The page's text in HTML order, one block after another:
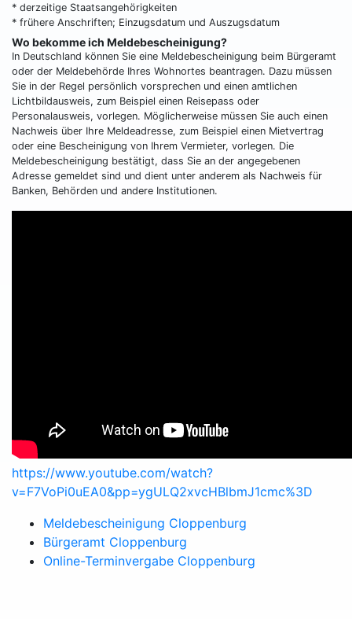
* derzeitige Staatsangehörigkeiten
* frühere Anschriften; Einzugsdatum und Auszugsdatum
Wo bekomme ich Meldebescheinigung?
In Deutschland können Sie eine Meldebescheinigung beim Bürgeramt
oder der Meldebehörde Ihres Wohnortes beantragen. Dazu müssen
Sie in der Regel persönlich vorsprechen und einen amtlichen
Lichtbildausweis, zum Beispiel einen Reisepass oder
Personalausweis, vorlegen. Möglicherweise müssen Sie auch einen
Nachweis über Ihre Meldeadresse, zum Beispiel einen Mietvertrag
oder eine Bescheinigung von Ihrem Vermieter, vorlegen. Die
Meldebescheinigung bestätigt, dass Sie an der angegebenen
Adresse gemeldet sind und dient unter anderem als Nachweis für
Banken, Behörden und andere Institutionen.
https://www.youtube.com/watch?
v=F7VoPi0uEA0&pp=ygULQ2xvcHBlbmJ1cmc%3D
Meldebescheinigung Cloppenburg
Bürgeramt Cloppenburg
Online-Terminvergabe Cloppenburg